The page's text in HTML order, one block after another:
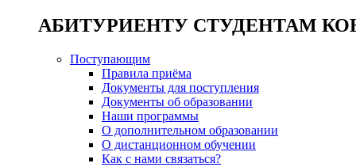
АБИТУРИЕНТУ СТУДЕНТАМ
Поступающим
Правила приёма
Документы для поступления
Документы об образовании
Наши программы
О дополнительном образовании
О дистанционном обучении
Как с нами связаться?